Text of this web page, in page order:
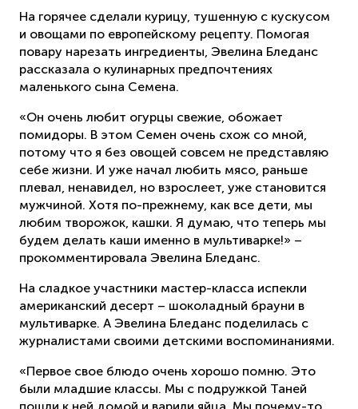
На горячее сделали курицу, тушенную с кускусом
и овощами по европейскому рецепту. Помогая
повару нарезать ингредиенты, Эвелина Бледанс
рассказала о кулинарных предпочтениях
маленького сына Семена.
«Он очень любит огурцы свежие, обожает
помидоры. В этом Семен очень схож со мной,
потому что я без овощей совсем не представляю
себе жизни. И уже начал любить мясо, раньше
плевал, ненавидел, но взрослеет, уже становится
мужчиной. Хотя по-прежнему, как все дети, мы
любим творожок, кашки. Я думаю, что теперь мы
будем делать каши именно в мультиварке!» –
прокомментировала Эвелина Бледанс.
На сладкое участники мастер-класса испекли
американский десерт – шоколадный брауни в
мультиварке. А Эвелина Бледанс поделилась с
журналистами своими детскими воспоминаниями.
«Первое свое блюдо очень хорошо помню. Это
были младшие классы. Мы с подружкой Таней